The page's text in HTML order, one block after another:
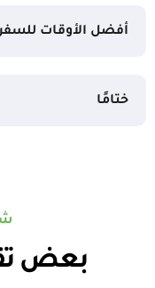
أفضل الأوقات للسفر
ختامًا
بعض